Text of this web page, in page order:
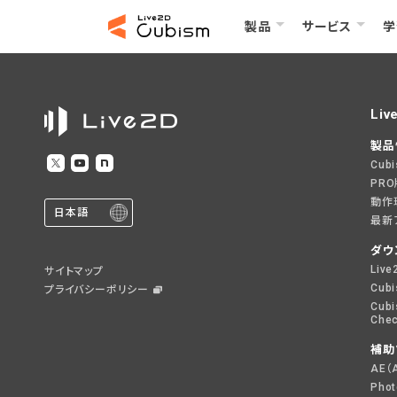
製品 サービス
日本語
サイトマップ
プライバシーポリシー
製
動作
最新
ダウ
補
AE